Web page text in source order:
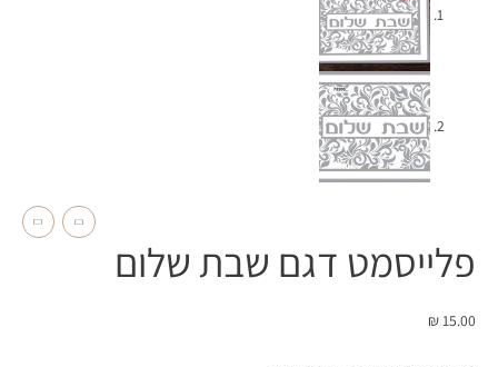
פלייסמט דגם שבת שלום
₪ 15.00